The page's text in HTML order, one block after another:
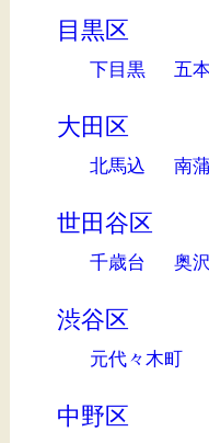
目黒区
下目黒 五
大田区
北馬込 南
世田谷区
千歳台 奥沢
渋谷区
元代々木町
中野区